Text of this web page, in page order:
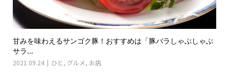
甘みを味わえるサンゴク豚！おすすめは「豚バラしゃぶしゃぶ
サラ...
2021.09.24 ひと , グルメ, お店